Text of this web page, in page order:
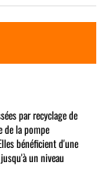
par recyclage de
de la pompe
bénéficient d'une
un niveau